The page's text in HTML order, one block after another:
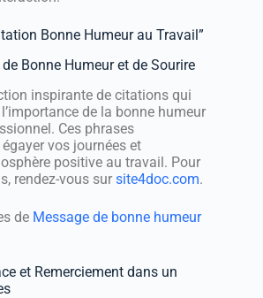
Bonne Humeur au Travail”
Bonne Humeur et de Sourire
inspirante de citations qui
de la bonne humeur
Ces phrases
vos journées et
positive au travail. Pour
rendez-vous sur site4doc.com.
de Message de bonne humeur
et Remerciement dans un